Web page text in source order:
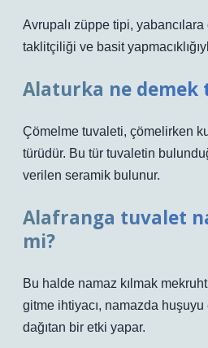
Avrupalı ​​züppe tipi, yabancılara
taklitçiliği ve basit
Alaturka ne demek
Çömelme tuvaleti, çömelirken
türüdür. Bu tür tuvaletin
verilen seramik bulunur.
Alafranga tuvalet
mi?
Bu halde namaz kılmak
gitme ihtiyacı, namazda
dağıtan bir etki yapar.